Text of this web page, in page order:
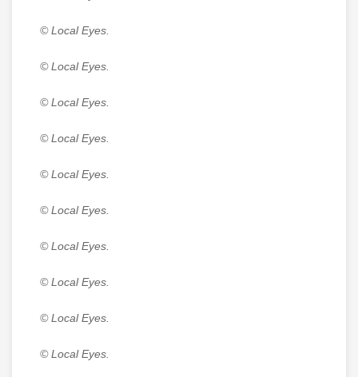
© Local Eyes.
© Local Eyes.
© Local Eyes.
© Local Eyes.
© Local Eyes.
© Local Eyes.
© Local Eyes.
© Local Eyes.
© Local Eyes.
© Local Eyes.